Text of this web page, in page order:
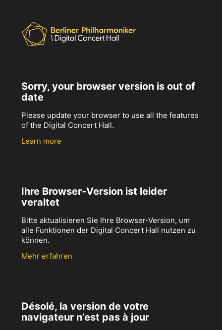
Sorry, your browser version is out of
date
Please update your browser to use all the features
of the Digital Concert Hall.
Learn more
Ihre Browser-Version ist leider
veraltet
Bitte aktualisieren Sie Ihre Browser-Version, um
alle Funktionen der Digital Concert Hall nutzen zu
können.
Mehr erfahren
Désolé, la version de votre
navigateur n’est pas à jour